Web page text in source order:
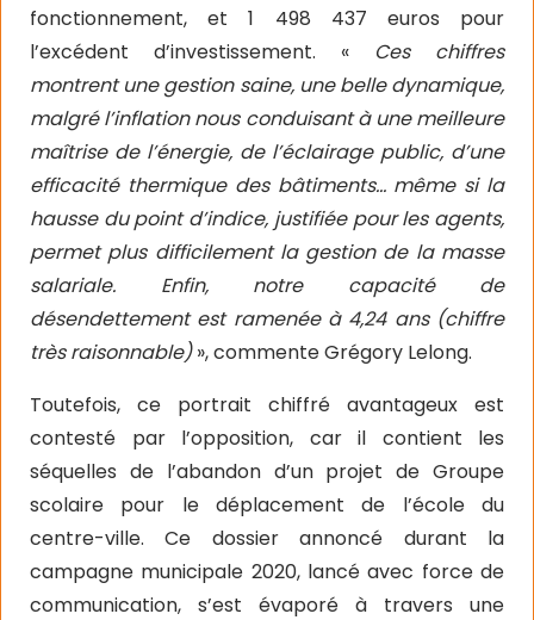
fonctionnement, et 1 498 437 euros pour
l’excédent d’investissement. « Ces chiffres
montrent une gestion saine, une belle dynamique,
malgré l’inflation nous conduisant à une meilleure
maîtrise de l’énergie, de l’éclairage public, d’une
efficacité thermique des bâtiments… même si la
hausse du point d’indice, justifiée pour les agents,
permet plus difficilement la gestion de la masse
salariale. Enfin, notre capacité de
désendettement est ramenée à 4,24 ans (chiffre
très raisonnable)», commente Grégory Lelong.
Toutefois, ce portrait chiffré avantageux est
contesté par l’opposition, car il contient les
séquelles de l’abandon d’un projet de Groupe
scolaire pour le déplacement de l’école du
centre-ville. Ce dossier annoncé durant la
campagne municipale 2020, lancé avec force de
communication, s’est évaporé à travers une